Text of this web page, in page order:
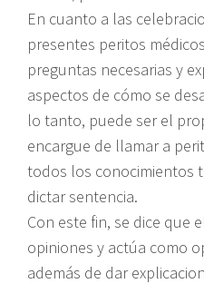
En cuanto a las
presentes peritos
preguntas necesarias y
aspectos de cómo se
lo tanto, puede ser el
encargue de llamar a
todos los conocimientos
dictar sentencia.
Con este fin, se dice que
opiniones y actúa como
además de dar